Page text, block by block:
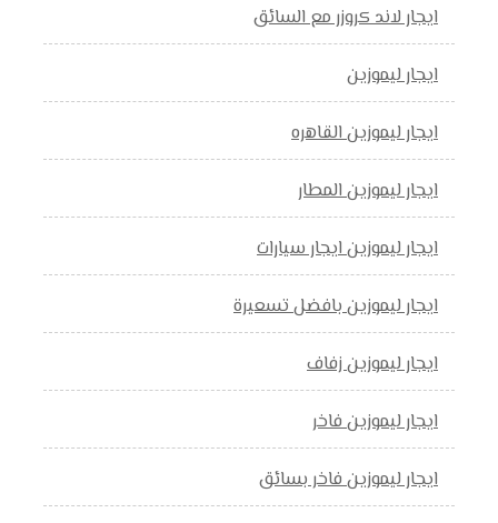
ايجار لاند كروزر مع السائق
ايجار ليموزين
ايجار ليموزين القاهره
ايجار ليموزين المطار
ايجار ليموزين ايجار سيارات
ايجار ليموزين بافضل تسعيرة
ايجار ليموزين زفاف
ايجار ليموزين فاخر
ايجار ليموزين فاخر بسائق